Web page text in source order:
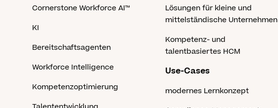
Cornerstone Workforce AI™
KI
Bereitschaftsagenten
Workforce Intelligence
Kompetenzoptimierung
Lösungen für kleine und
mittelständische Unternehmen
Kompetenz- und
talentbasiertes HCM
Use-Cases
modernes Lernkonzept